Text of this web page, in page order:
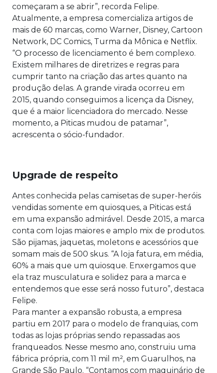
começaram a se abrir”, recorda Felipe.
Atualmente, a empresa comercializa artigos de
mais de 60 marcas, como Warner, Disney, Cartoon
Network, DC Comics, Turma da Mônica e Netflix.
“O processo de licenciamento é bem complexo.
Existem milhares de diretrizes e regras para
cumprir tanto na criação das artes quanto na
produção delas. A grande virada ocorreu em
2015, quando conseguimos a licença da Disney,
que é a maior licenciadora do mercado. Nesse
momento, a Piticas mudou de patamar”,
acrescenta o sócio-fundador.
Upgrade de respeito
Antes conhecida pelas camisetas de super-heróis
vendidas somente em quiosques, a Piticas está
em uma expansão admirável. Desde 2015, a marca
conta com lojas maiores e amplo mix de produtos.
São pijamas, jaquetas, moletons e acessórios que
somam mais de 500 skus. “A loja fatura, em média,
60% a mais que um quiosque. Enxergamos que
ela traz musculatura e solidez para a marca e
entendemos que esse será nosso futuro”, destaca
Felipe.
Para manter a expansão robusta, a empresa
partiu em 2017 para o modelo de franquias, com
todas as lojas próprias sendo repassadas aos
franqueados. Nesse mesmo ano, construiu uma
fábrica própria, com 11 mil m², em Guarulhos, na
Grande São Paulo. “Contamos com maquinário de